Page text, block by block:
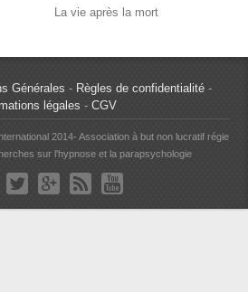
La vie après la mort
Générales - Règles de confidentialité-
légales - CGV
2014- Association à but non lucratif régie
sur l'hypnose et la parapsychologie